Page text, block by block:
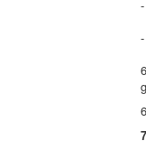
-
-